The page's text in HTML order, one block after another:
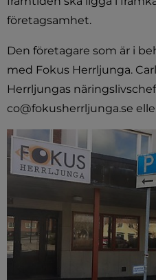
företagsamhet.
Den företagare som är i
med Fokus Herrljunga.
Herrljungas
co@fokusherrljunga.se